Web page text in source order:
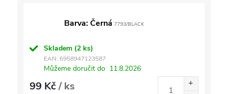
Barva: Černá 7793/BLACK
Skladem (2 ks)
EAN: 6958947123587
Můžeme doručit do 11.8.2026
99 Kč/ ks